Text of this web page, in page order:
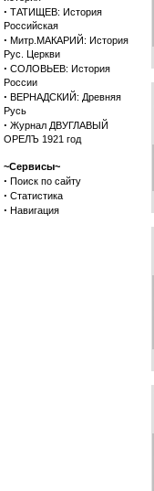
· ТАТИЩЕВ: История
Российская
· Митр.МАКАРИЙ: История
Рус. Церкви
· СОЛОВЬЕВ: История
России
· ВЕРНАДСКИЙ: Древняя
Русь
· Журнал ДВУГЛАВЫЙ
ОРЕЛЪ 1921 год
~Сервисы~
· Поиск по сайту
· Статистика
· Навигация